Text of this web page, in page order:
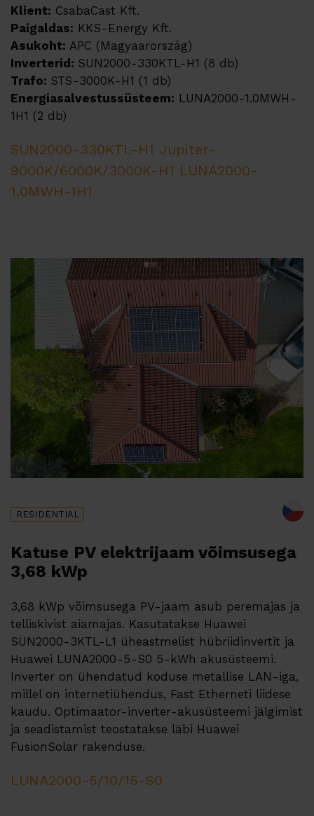
Klient: CsabaCast Kft.
Paigaldas: KKS-Energy Kft.
Asukoht: APC (Magyaarország)
Inverterid: SUN2000-330KTL-H1 (8 db)
Trafo: STS-3000K-H1 (1 db)
Energiasalvestussüsteem: LUNA2000-1.0MWH-
1H1 (2 db)
SUN2000-330KTL-H1 Jupiter-
9000K/6000K/3000K-H1 LUNA2000-
1.0MWH-1H1
RESIDENTIAL
Katuse PV elektrijaam võimsusega
3,68 kWp
3,68 kWp võimsusega PV-jaam asub peremajas ja
telliskivist aiamajas. Kasutatakse Huawei
SUN2000-3KTL-L1 üheastmelist hübriidinvertit ja
Huawei LUNA2000-5-S0 5-kWh akusüsteemi.
Inverter on ühendatud koduse metallise LAN-iga,
millel on internetiühendus, Fast Etherneti liidese
kaudu. Optimaator-inverter-akusüsteemi jälgimist
ja seadistamist teostatakse läbi Huawei
FusionSolar rakenduse.
LUNA2000-5/10/15-S0